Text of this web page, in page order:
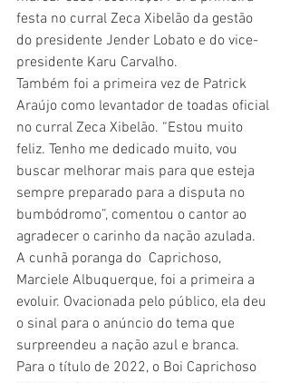
festa no curral Zeca Xibelão da gestão
do presidente Jender Lobato e do vice-
presidente Karu Carvalho.
Também foi a primeira vez de Patrick
Araújo como levantador de toadas oficial
no curral Zeca Xibelão. “Estou muito
feliz. Tenho me dedicado muito, vou
buscar melhorar mais para que esteja
sempre preparado para a disputa no
bumbódromo”, comentou o cantor ao
agradecer o carinho da nação azulada.
A cunhã poranga do  Caprichoso,
Marciele Albuquerque, foi a primeira a
evoluir. Ovacionada pelo público, ela deu
o sinal para o anúncio do tema que
surpreendeu a nação azul e branca.
Para o título de 2022, o Boi Caprichoso